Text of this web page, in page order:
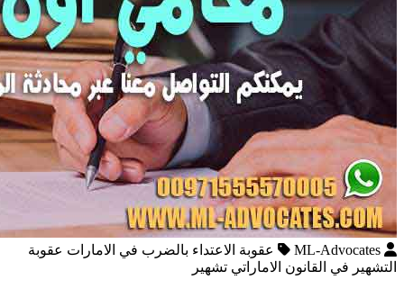
ML-Advocates
عقوبة الاعتداء بالضرب في الامارات عقوبة
التشهير في القانون الاماراتي تشهير